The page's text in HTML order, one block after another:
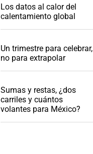
Los datos al calor del
calentamiento global
Un trimestre para celebrar,
no para extrapolar
Sumas y restas, ¿dos
carriles y cuántos
volantes para México?